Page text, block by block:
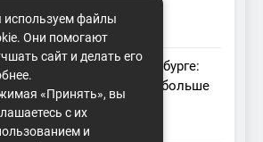
в ЦОД
в Санкт-Петербурге:
бизнесу получать больше
файлы
Они помогают
сайт и делать его
«Принять», вы
с их
и